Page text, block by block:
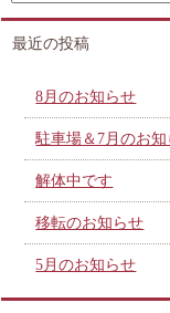
最近の投稿
8月のお知らせ
駐車場＆7月のお知
解体中です
移転のお知らせ
5月のお知らせ